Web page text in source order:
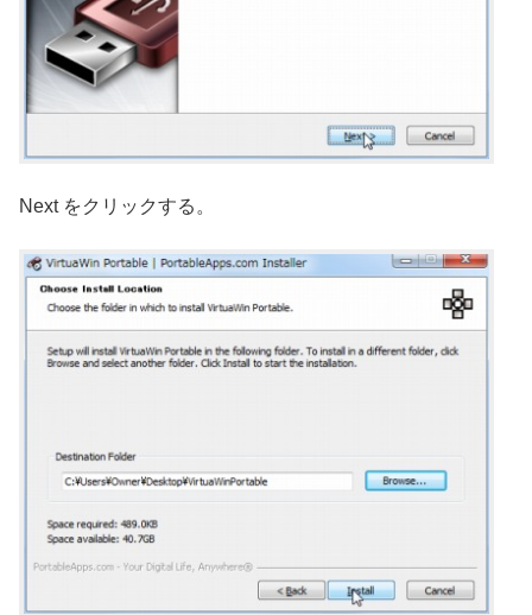
Next をクリックする。